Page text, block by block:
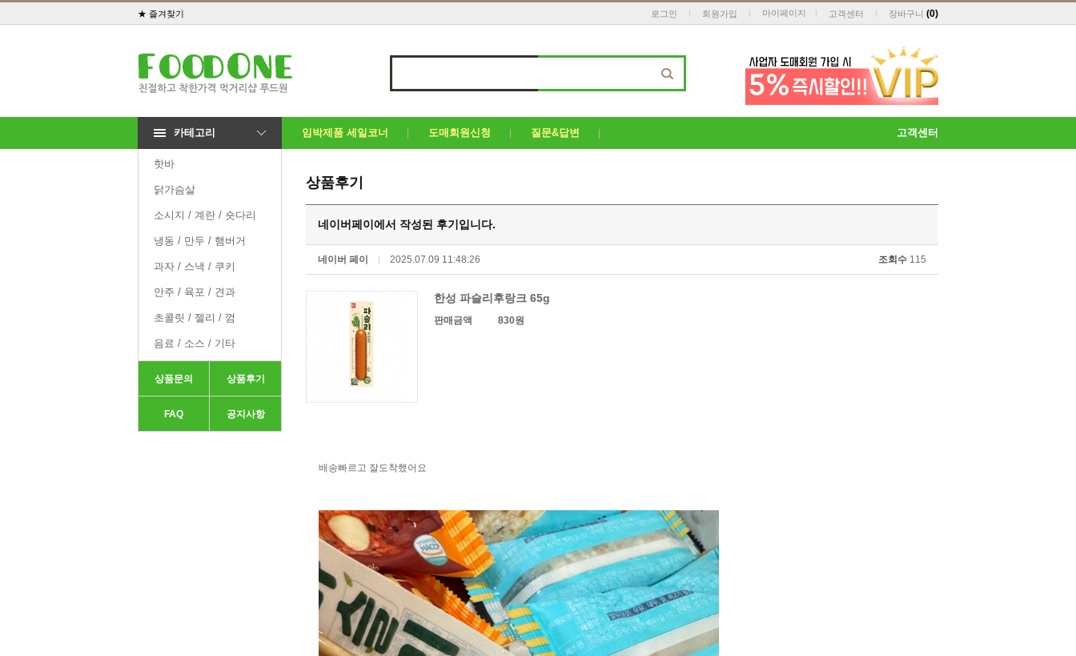
★ 즐겨찾기 로그인 회원가입 마이페이지 고객센터 장바구니 (0)
카테고리 임박제품 세일코너 도매회원신청 질문&답변 고객센터
핫바
닭가슴살
소시지 / 계란 / 숏다리
냉동 / 만두 / 햄버거
과자 / 스낵 / 쿠키
안주 / 육포 / 견과
초콜릿 / 젤리 / 껌
음료 / 소스 / 기타
상품문의 상품후기
FAQ 공지사항
상품후기
네이버페이에서 작성된 후기입니다.
네이버 페이 2025.07.09 11:48:26 조회수 115
한성 파슬리후랑크 65g
판매금액 830원
배송빠르고 잘도착했어요